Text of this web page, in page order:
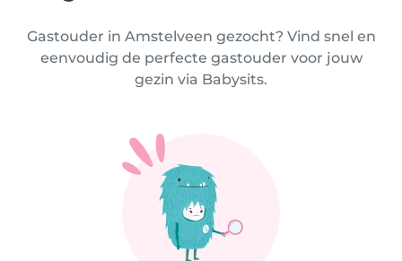
Gastouder in Amstelveen gezocht? Vind snel en
eenvoudig de perfecte gastouder voor jouw
gezin via Babysits.